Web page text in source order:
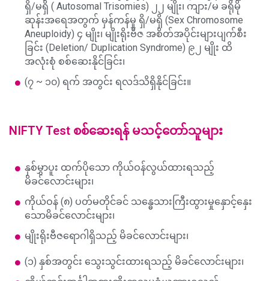
ရှိ/မရှိ ( Autosomal Trisomies) ၂၂ မျိုး၊ ကျား/မ ခရိုမို
ဆုန်းအရေအတွက် မှန်ကန်မှု ရှိ/မရှိ (Sex Chromosome
Aneuploidy) ၄ မျိုး၊ မျိုးရိုးဗီဇ အစိတ်အပိုင်းများပျက်စီး
ခြင်း (Deletion/ Duplication Syndrome) ၉၂ မျိုး ထိ
အလုံးစုံ စစ်ဆေးနိုင်ခြင်း၊
(၇ ~ ၁၀) ရက် အတွင်း ရလဒ်သိရှိနိုင်ခြင်း။
NIFTY Test စစ်ဆေးရန် မသင့်တော်သူများ
နှစ်မွှာပူး ထက်ပိုသော ကိုယ်ဝန်လွယ်ထားရသည့်
မိခင်လောင်းများ၊
ကိုယ်ဝန် (၈) ပတ်မတိုင်ခင် သန္ဓေသားကြီးထွားမှုနှောင့်နှေး
သောမိခင်လောင်းများ၊
မျိုးရိုးဗီဇရောဂါရှိသည့် မိခင်လောင်းများ၊
(၁) နှစ်အတွင်း သွေးသွင်းထားရသည့် မိခင်လောင်းများ၊